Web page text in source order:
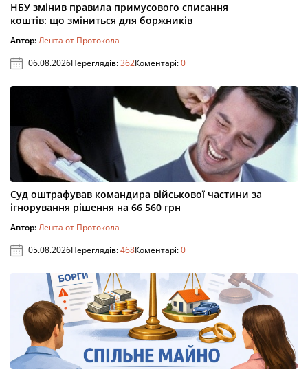
НБУ змінив правила примусового списання
коштів: що зміниться для боржників
Автор:Лента от Протокола
06.08.2026Переглядів:362Коментарі:0
Суд оштрафував командира військової частини за
ігнорування рішення на 66 560 грн
Автор:Лента от Протокола
05.08.2026Переглядів:468Коментарі:0